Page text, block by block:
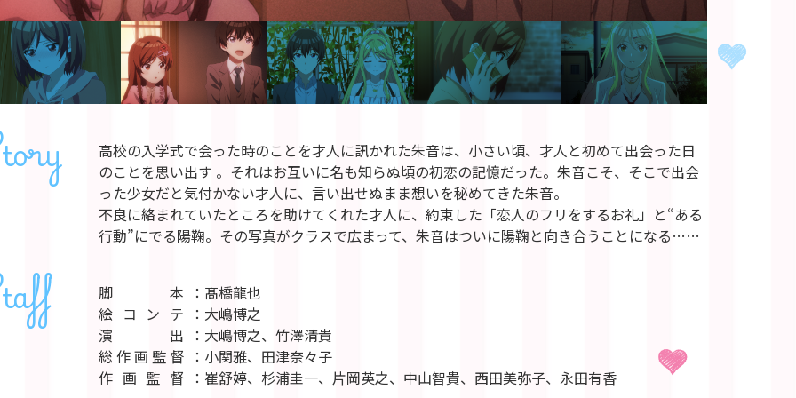
高校の入学式で会った時のことを才人に訊かれた朱音は、小さい頃、才人と初めて出会った日
のことを思い出す 。それはお互いに名も知らぬ頃の初恋の記憶だった。朱音こそ、そこで出会
った少女だと気付かない才人に、言い出せぬまま想いを秘めてきた朱音。
不良に絡まれていたところを助けてくれた才人に、約束した「恋人のフリをするお礼」と“ある
行動”にでる陽鞠。その写真がクラスで広まって、朱音はついに陽鞠と向き合うことになる……
脚本
髙橋龍也
絵コンテ
大嶋博之
演出
大嶋博之、竹澤清貴
総作画監督
小関雅、田津奈々子
作画監督
崔舒婷、杉浦圭一、片岡英之、中山智貴、西田美弥子、永田有香